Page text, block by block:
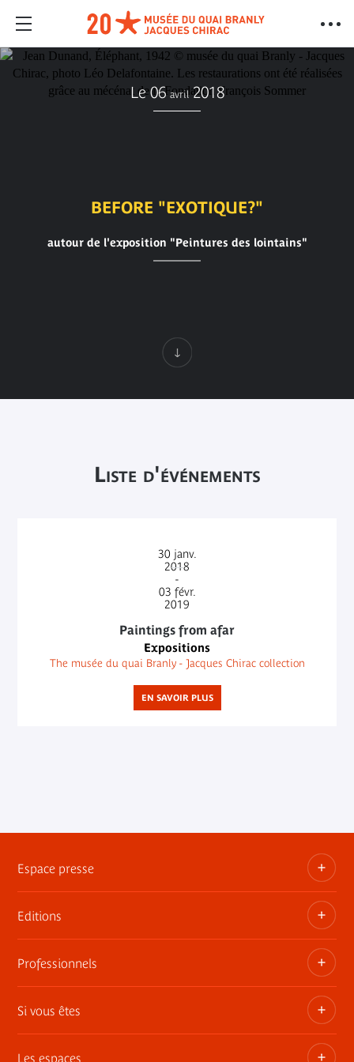
Le 06avril 2018
BEFORE "EXOTIQUE?"
autour de l'exposition "Peintures des lointains"
Liste d'événements
30 janv.
2018
-
03 févr.
2019
Paintings from afar
Expositions
The musée du quai Branly - Jacques Chirac collection
EN SAVOIR PLUS
Espace presse
Dossiers, communiqués, bandes annonces
Contact presse
Editions
Les publications du musée
Professionnels
Privatisez les espaces
Si vous êtes
Les espaces